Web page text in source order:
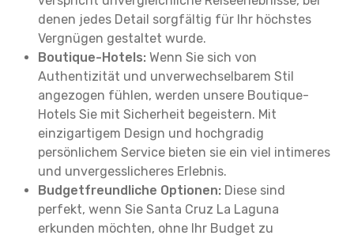
denen jedes Detail sorgfältig für Ihr höchstes
Vergnügen gestaltet wurde.
Boutique-Hotels: Wenn Sie sich von
Authentizität und unverwechselbarem Stil
angezogen fühlen, werden unsere Boutique-
Hotels Sie mit Sicherheit begeistern. Mit
einzigartigem Design und hochgradig
persönlichem Service bieten sie ein viel intimeres
und unvergesslicheres Erlebnis.
Budgetfreundliche Optionen: Diese sind
perfekt, wenn Sie Santa Cruz La Laguna
erkunden möchten, ohne Ihr Budget zu